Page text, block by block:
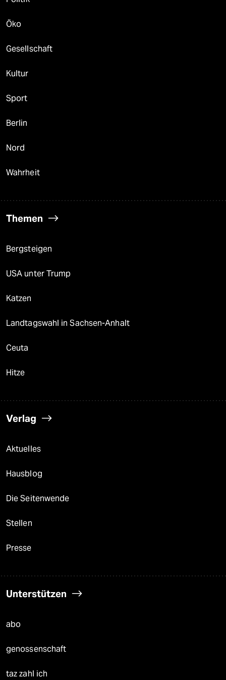
Öko
Gesellschaft
Kultur
Sport
Berlin
Nord
Wahrheit
Themen
Bergsteigen
USA unter Trump
Katzen
Landtagswahl in Sachsen-Anhalt
Ceuta
Hitze
Verlag
Aktuelles
Hausblog
Die Seitenwende
Stellen
Presse
Unterstützen
abo
genossenschaft
taz zahl ich